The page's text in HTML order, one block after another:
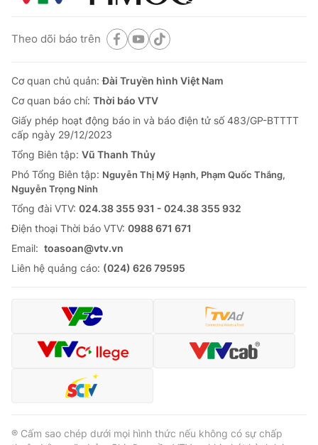
Theo dõi báo trên
Cơ quan chủ quản:Đài Truyền hình Việt Nam
Cơ quan báo chí: Thời báo VTV
Giấy phép hoạt động báo in và báo điện tử số 483/GP-BTTTT
cấp ngày 29/12/2023
Tổng Biên tập: Vũ Thanh Thủy
Phó Tổng Biên tập: Nguyễn Thị Mỹ Hạnh, Phạm Quốc Thắng,
Nguyễn Trọng Ninh
Tổng đài VTV: 024.38 355 931 - 024.38 355 932
Ðiện thoại Thời báo VTV: 0988 671 671
Email: toasoan@vtv.vn
Liên hệ quảng cáo: (024) 626 79595
® Cấm sao chép dưới mọi hình thức nếu không có sự chấp